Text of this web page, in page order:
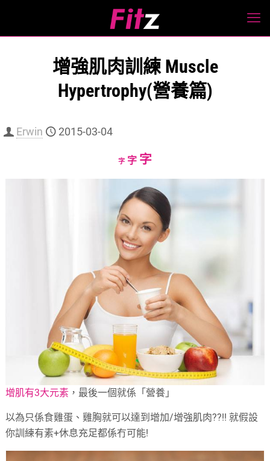
增強肌肉訓練 Muscle
Hypertrophy(營養篇)
Erwin 2015-03-04
字Decrease
size.
字Reset
size.
字Increase
size.
增肌有3大元素 ，最後一個就係「營養」
以為只係食雞蛋、雞胸就可以達到增加/增強肌肉??!! 就假設
你訓練有素+休息充足都係冇可能!